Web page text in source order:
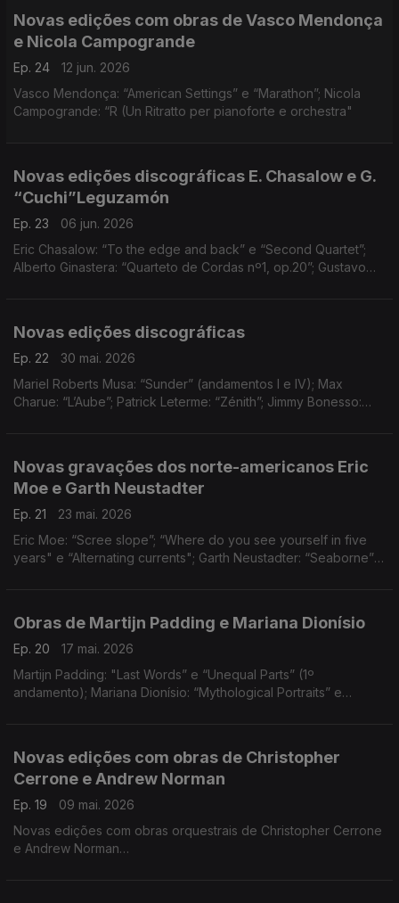
Novas edições com obras de Vasco Mendonça
e Nicola Campogrande
Ep. 24
12 jun. 2026
Vasco Mendonça: “American Settings” e “Marathon”; Nicola
Campogrande: “R (Un Ritratto per pianoforte e orchestra"
Novas edições discográficas E. Chasalow e G.
“Cuchi”Leguzamón
Ep. 23
06 jun. 2026
Eric Chasalow: “To the edge and back” e “Second Quartet”;
Alberto Ginastera: “Quarteto de Cordas nº1, op.20”; Gustavo
Novas edições discográficas
Ep. 22
30 mai. 2026
Mariel Roberts Musa: “Sunder” (andamentos I e IV); Max
Charue: “L’Aube”; Patrick Leterme: “Zénith”; Jimmy Bonesso:
Novas gravações dos norte-americanos Eric
Moe e Garth Neustadter
Ep. 21
23 mai. 2026
Eric Moe: “Scree slope”; “Where do you see yourself in five
years" e “Alternating currents"; Garth Neustadter: “Seaborne”
Obras de Martijn Padding e Mariana Dionísio
Ep. 20
17 mai. 2026
Martijn Padding: "Last Words” e “Unequal Parts” (1º
andamento); Mariana Dionísio: “Mythological Portraits” e
Novas edições com obras de Christopher
Cerrone e Andrew Norman
Ep. 19
09 mai. 2026
Novas edições com obras orquestrais de Christopher Cerrone
e Andrew Norman